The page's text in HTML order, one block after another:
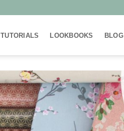
TUTORIALS LOOKBOOKS BLOG